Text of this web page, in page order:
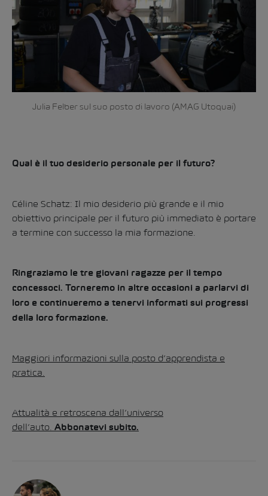
Julia Felber sul suo posto di lavoro (AMAG Utoquai)
Qual è il tuo desiderio personale per il futuro?
Céline Schatz: Il mio desiderio più grande e il mio
obiettivo principale per il futuro più immediato è portare
a termine con successo la mia formazione.
Ringraziamo le tre giovani ragazze per il tempo
concessoci. Torneremo in altre occasioni a parlarvi di
loro e continueremo a tenervi informati sui progressi
della loro formazione.
Maggiori informazioni sulla posto d’apprendista e
pratica.
Attualità e retroscena dall’universo
dell’auto.
Abbonatevi subito.